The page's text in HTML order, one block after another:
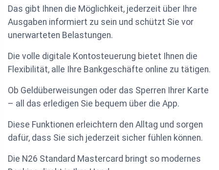
Das gibt Ihnen die Möglichkeit, jederzeit über Ihre
Ausgaben informiert zu sein und schützt Sie vor
unerwarteten Belastungen.
Die volle digitale Kontosteuerung bietet Ihnen die
Flexibilität, alle Ihre Bankgeschäfte online zu tätigen.
Ob Geldüberweisungen oder das Sperren Ihrer Karte
– all das erledigen Sie bequem über die App.
Diese Funktionen erleichtern den Alltag und sorgen
dafür, dass Sie sich jederzeit sicher fühlen können.
Die N26 Standard Mastercard bringt so modernes